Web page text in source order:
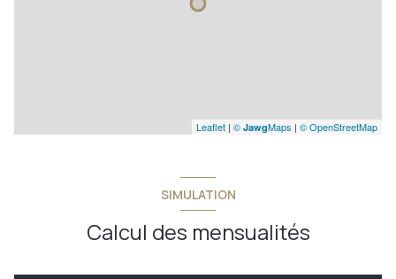
Leaflet | © JawgMaps | © OpenStreetMap
SIMULATION
Calcul des mensualités